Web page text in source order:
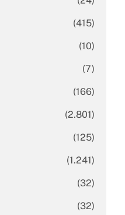
(415)
(10)
(7)
(166)
(2.801)
(125)
(1.241)
(32)
(32)